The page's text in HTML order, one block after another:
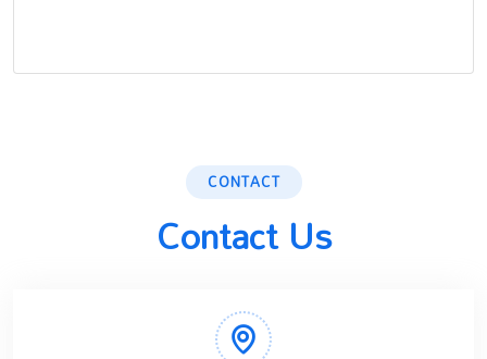
CONTACT
Contact Us